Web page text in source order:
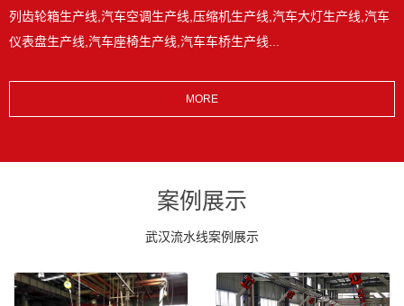
列齿轮箱生产线,汽车空调生产线,压缩机生产线,汽车大灯生产线,汽车
仪表盘生产线,汽车座椅生产线,汽车车桥生产线...
MORE
案例展示
武汉流水线案例展示